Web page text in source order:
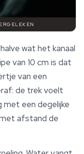
wat het kanaal
van 10 cm is dat
van een
de trek voelt
met een degelijke
afstand de